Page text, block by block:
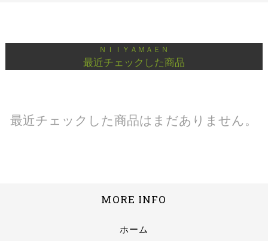
ＮＩＩＹＡＭＡＥＮ
最近チェックした商品
最近チェックした商品はまだありません。
MORE INFO
ホーム